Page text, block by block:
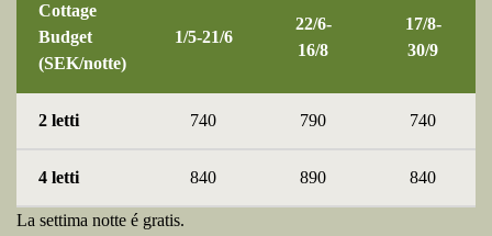
Cottage
Budget
(SEK/notte)
1/5-21/6
22/6-
16/8
17/8-
30/9
2 letti 740 790 740
4 letti 840 890 840
La settima notte é gratis.